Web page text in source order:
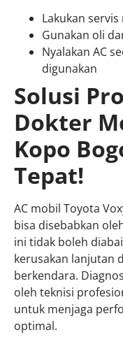
Lakukan
Gunakan oli
Nyalakan AC
digunakan
Solusi
Dokter
Kopo
Tepat!
AC mobil Toyota
bisa disebabkan
ini tidak boleh
kerusakan lanjutan
berkendara.
oleh teknisi
untuk menjaga
optimal.